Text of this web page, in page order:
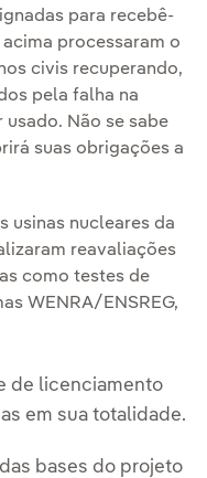
para recebê-
processaram o
civis recuperando,
pela falha na
Não se sabe
suas obrigações a
usinas nucleares da
reavaliações
como testes de
WENRA/ENSREG,
de licenciamento
em sua totalidade.
bases do projeto